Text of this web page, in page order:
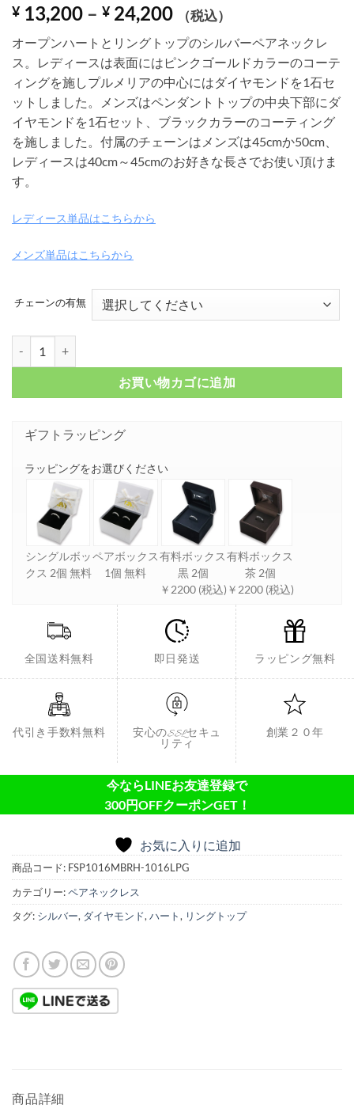
¥ 13,200 – ¥ 24,200価
格
帯:
¥ 13,200
–
¥ 24,200
（税込）
オープンハートとリングトップのシルバーペアネックレ
ス。レディースは表面にはピンクゴールドカラーのコーテ
ィングを施しプルメリアの中心にはダイヤモンドを1石セ
ットしました。メンズはペンダントトップの中央下部にダ
イヤモンドを1石セット、ブラックカラーのコーティング
を施しました。付属のチェーンはメンズは45cmか50cm、
レディースは40cm～45cmのお好きな長さでお使い頂けま
す。
レディース単品はこちらから
メンズ単品はこちらから
チェーンの有無
お買い物カゴに追加
ギフトラッピング
ラッピングをお選びください
シングルボッ
クス 2個 無料
ペアボックス
1個 無料
有料ボックス
黒 2個
￥2200 (税込)
有料ボックス
茶 2個
￥2200 (税込)
全国送料無料 即日発送 ラッピング無料
代引き手数料無料
安心のSSLセキュ
リティ
創業２０年
今ならLINEお友達登録で
300円OFFクーポンGET！
お気に入りに追加
商品コード: FSP1016MBRH-1016LPG
カテゴリー:ペアネックレス
タグ: シルバー, ダイヤモンド, ハート, リングトップ
商品詳細